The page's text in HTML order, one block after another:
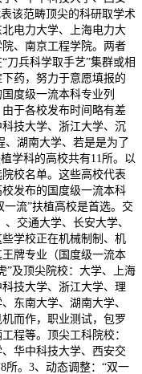
该范畴顶尖的科研取学术
电力大学、上海电力大
、南京工程学院。两者
刀兵科学取手艺”集群或相
药，努力于意愿填报的
度级一流本科专业列
于各校发布时间略有差
技大学、浙江大学、沉
、湖南大学、若是是为了
学科的高校共有11所。以
校名单。这些高校代表
发布的国度级一流本科
流”扶植高校是首选。交
交通大学、长安大学、
学校正在机械制制、机
牌专业（国度级一流本
”及顶尖院校：大学、上海
技大学、浙江大学、理
东南大学、湖南大学、
而作，职业测试，包罗
程等。顶尖工科院校：
华中科技大学、西安交
所。3、动态调整：“双一